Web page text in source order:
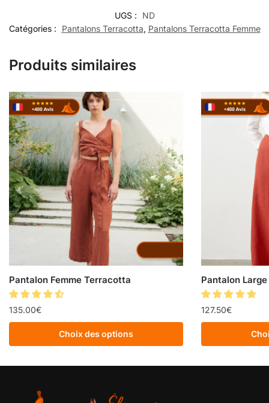
UGS :
ND
Catégories :
Pantalons Terracotta, Pantalons Terracotta Femme
Produits similaires
Pantalon Femme Terracotta
135.00€
Choix des options
Pantalon
127.50€